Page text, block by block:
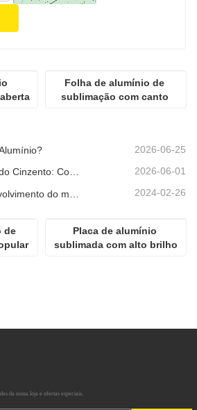
Folha de alumínio de
sublimação com canto
2026-06-25
Além do Prateado e do Cinzento: Como as Cores Personalizadas Desbloqueiam Infinitas Possibilidades para a Espuma de Alumínio 2026-06-01
2024-02-26
de
Placa de alumínio
sublimada com alto brilho
da nossa loja e ofertas especiais.